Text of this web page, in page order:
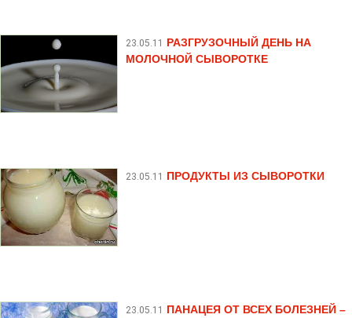
23.05.11 РАЗГРУЗОЧНЫЙ ДЕНЬ НА
МОЛОЧНОЙ СЫВОРОТКЕ
23.05.11 ПРОДУКТЫ ИЗ СЫВОРОТКИ
23.05.11 ПАНАЦЕЯ ОТ ВСЕХ БОЛЕЗНЕЙ –